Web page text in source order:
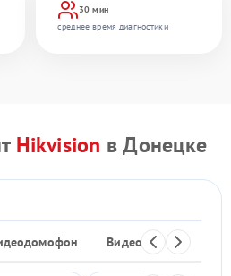
30 мин
среднее время диагностики
Hikvision в Донецке
Видеостены